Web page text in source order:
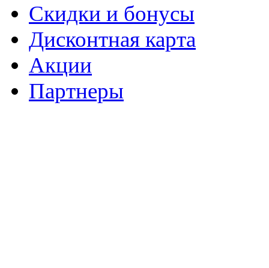
Скидки и бонусы
Дисконтная карта
Акции
Партнеры